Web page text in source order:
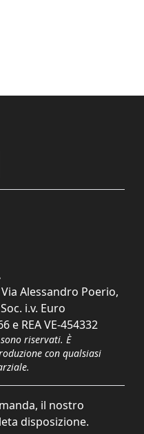
Alessandro Poerio,
i.v. Euro
e REA VE-454332
riservati. È
con qualsiasi
il nostro
disposizione.